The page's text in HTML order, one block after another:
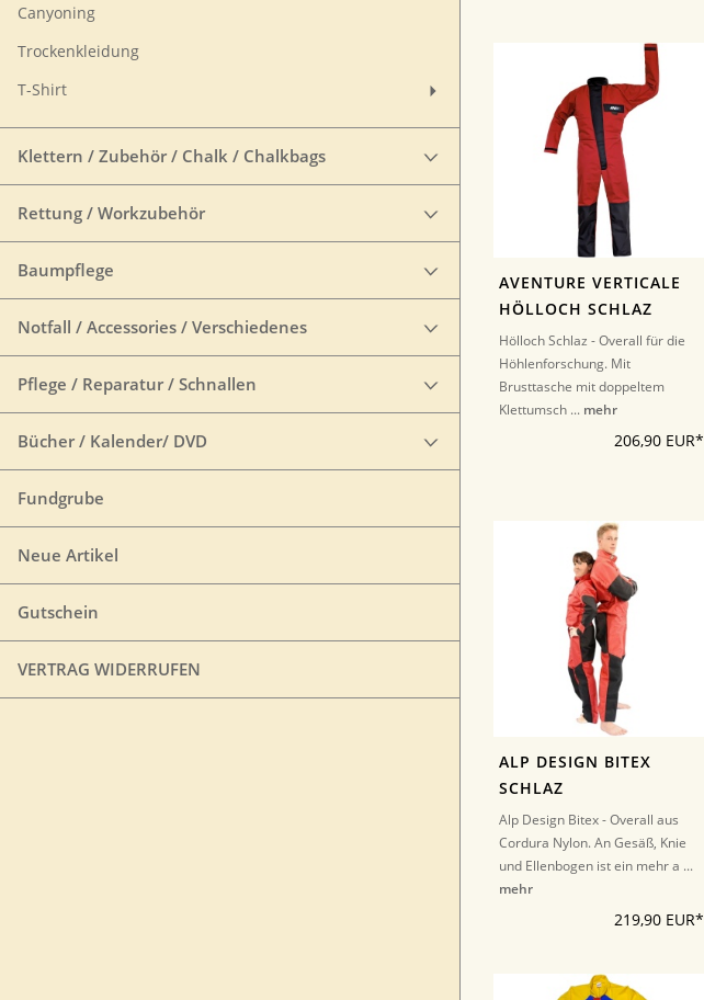
Canyoning
Trockenkleidung
T-Shirt
Klettern / Zubehör / Chalk / Chalkbags
Rettung / Workzubehör
Baumpflege
Notfall / Accessories / Verschiedenes
Pflege / Reparatur / Schnallen
Bücher / Kalender/ DVD
Fundgrube
Neue Artikel
Gutschein
VERTRAG WIDERRUFEN
AVENTURE VERTICALE
HÖLLOCH SCHLAZ
Hölloch Schlaz - Overall für die
Höhlenforschung. Mit
Brusttasche mit doppeltem
Klettumsch ... mehr
206,90 EUR*
ALP DESIGN BITEX
SCHLAZ
Alp Design Bitex - Overall aus
Cordura Nylon. An Gesäß, Knie
und Ellenbogen ist ein mehr a ...
mehr
219,90 EUR*